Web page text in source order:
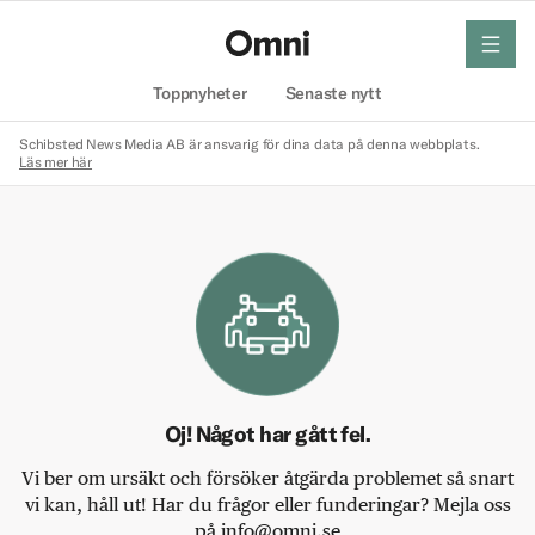
Toppnyheter Senaste nytt
meny
Schibsted News Media AB är ansvarig för dina data på denna webbplats.
Läs mer här
Oj! Något har gått fel.
Vi ber om ursäkt och försöker åtgärda problemet så snart
vi kan, håll ut! Har du frågor eller funderingar? Mejla oss